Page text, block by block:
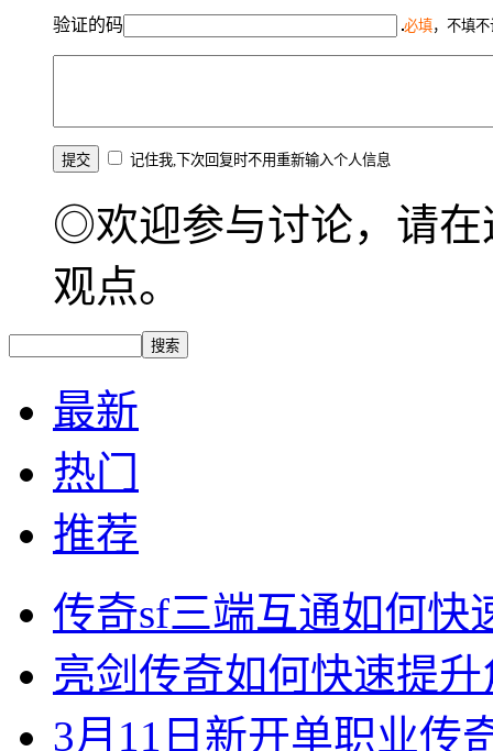
验证的码 必填，不填
记住我,下次回复时不用重新输入个人信息
◎欢迎参与讨论，请在
观点。
最新
热门
推荐
传奇sf三端互通如何快
亮剑传奇如何快速提
3月11日新开单职业传